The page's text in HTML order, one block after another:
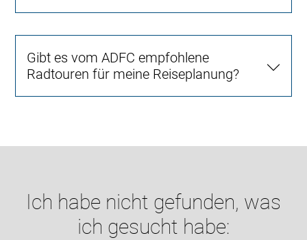
Gibt es vom ADFC empfohlene
Radtouren für meine Reiseplanung?
Ich habe nicht gefunden, was
ich gesucht habe: